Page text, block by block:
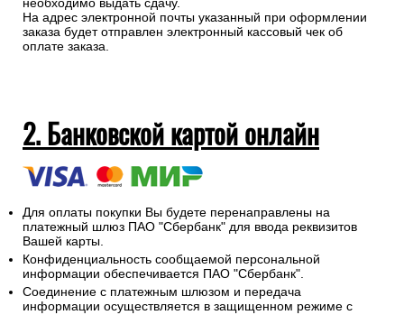
Оплатить заказ наличными можно курьеру или при
самовывозе.
Просьба заранее указывать с какой суммы курьеру
необходимо выдать сдачу.
2. Банковской картой онлайн
Для оплаты покупки Вы будете перенаправлены на
платежный шлюз ПАО "Сбербанк" для ввода реквизитов
Вашей карты.
Конфиденциальность сообщаемой персональной